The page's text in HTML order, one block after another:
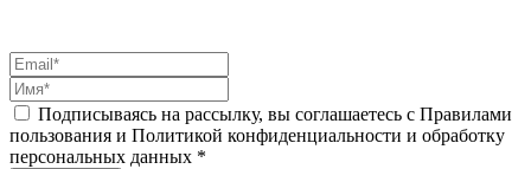
Подписываясь на рассылку, вы соглашаетесь с Правилами
пользования и Политикой конфиденциальности и обработку
персональных данных *